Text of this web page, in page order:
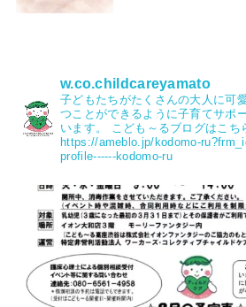
w.co.childcareyamato
子どもたちがたくさんの大人に可
つことができるように子育てサポ
います。
こども～るブログはこち
https://ameblo.jp/kodomo-
profile------kodomo-ru